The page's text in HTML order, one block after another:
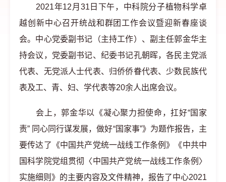
2021年12月31日下午，中科院分子植物科学卓
越创新中心召开统战和群团工作会议暨迎新春座谈
会。中心党委副书记（主持工作）、副主任郭金华主
持会议，党委副书记、纪委书记孔朝晖，各民主党派
代表、无党派人士代表、归侨侨眷代表、少数民族代
表及工、青、妇、学代表等20余人出席会议。
会上，郭金华以《凝心聚力担使命，扛好“国家
责” 同心同行谋发展，做好“国家事”》为题作报告，主
要传达了《中国共产党统一战线工作条例》《中共中
国科学院党组贯彻〈中国共产党统一战线工作条例〉
实施细则》的主要内容及文件精神，报告了中心2021